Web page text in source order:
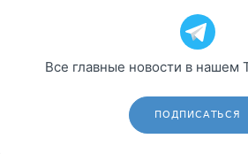
Все главные новости в нашем
ПОДПИСАТЬСЯ